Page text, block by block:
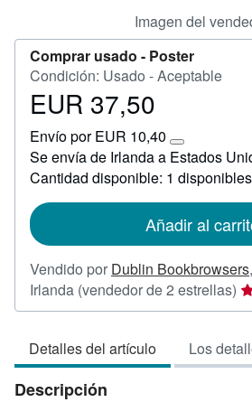
Imagen del
Comprar usado - Poster
Condición: Usado - Aceptable
Precio
37,50
EUR 37,50
Envío por EUR 10,40
Más
información
sobre
tarifas
envío
Se envía de Irlanda a Estados
Cantidad disponible: 1 disponibles
Añadir al
Vendido por Dublin Bookbrowsers,
Irlanda (vendedor de 2 estrellas)
2
Detalles del artículo Los
Descripción